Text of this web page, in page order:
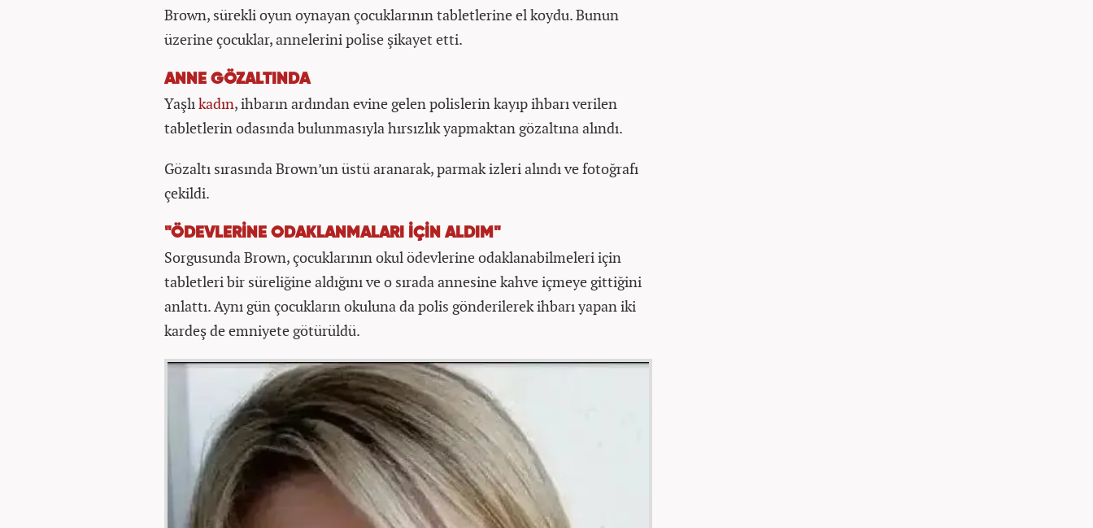
Brown, sürekli oyun oynayan çocuklarının tabletlerine el koydu. Bunun
üzerine çocuklar, annelerini polise şikayet etti.
ANNE GÖZALTINDA
Yaşlıkadın, ihbarın ardından evine gelen polislerin kayıp ihbarı verilen
tabletlerin odasında bulunmasıyla hırsızlık yapmaktan gözaltına alındı.
Gözaltı sırasında Brown’un üstü aranarak, parmak izleri alındı ve fotoğrafı
çekildi.
"ÖDEVLERİNE ODAKLANMALARI İÇİN ALDIM"
Sorgusunda Brown, çocuklarının okul ödevlerine odaklanabilmeleri için
tabletleri bir süreliğine aldığını ve o sırada annesine kahve içmeye gittiğini
anlattı. Aynı gün çocukların okuluna da polis gönderilerek ihbarı yapan iki
kardeş de emniyete götürüldü.